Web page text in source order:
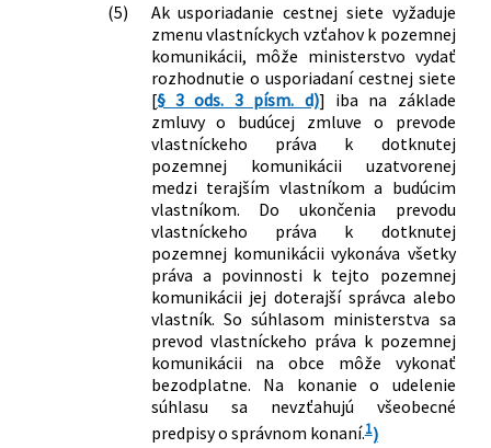
(5)
Ak usporiadanie cestnej siete vyžaduje
zmenu vlastníckych vzťahov k pozemnej
komunikácii, môže ministerstvo vydať
rozhodnutie o usporiadaní cestnej siete
[§ 3 ods. 3 písm. d)] iba na základe
zmluvy o budúcej zmluve o prevode
vlastníckeho práva k dotknutej
pozemnej komunikácii uzatvorenej
medzi terajším vlastníkom a budúcim
vlastníkom. Do ukončenia prevodu
vlastníckeho práva k dotknutej
pozemnej komunikácii vykonáva všetky
práva a povinnosti k tejto pozemnej
komunikácii jej doterajší správca alebo
vlastník. So súhlasom ministerstva sa
prevod vlastníckeho práva k pozemnej
komunikácii na obce môže vykonať
bezodplatne. Na konanie o udelenie
súhlasu sa nevzťahujú všeobecné
predpisy o správnom konaní.1)